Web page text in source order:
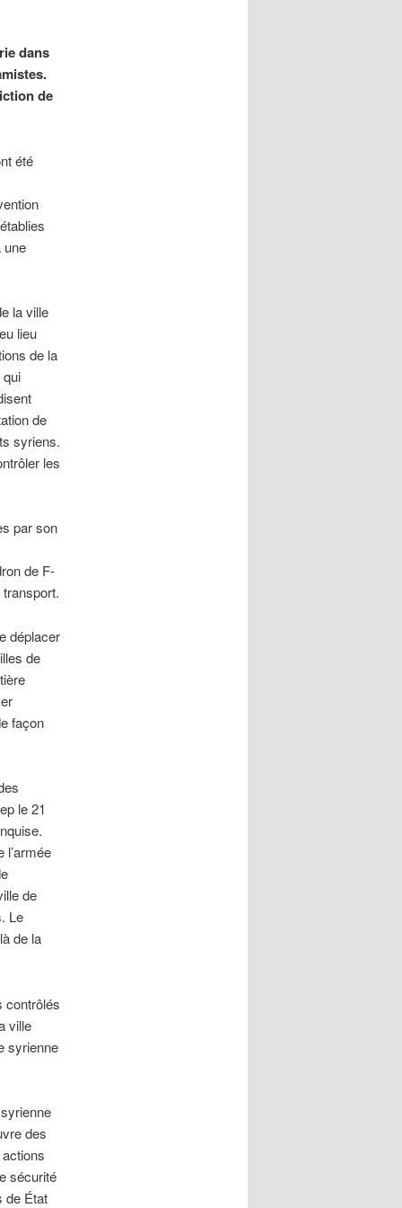
dans
de
été
une
la ville
lieu
de la
qui
de
syriens.
les
par son
de F-
déplacer
de
façon
le 21
l’armée
de
Le
de la
contrôlés
ville
syrienne
des
sécurité
de État